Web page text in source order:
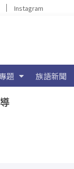
Instagram
題 族語新聞